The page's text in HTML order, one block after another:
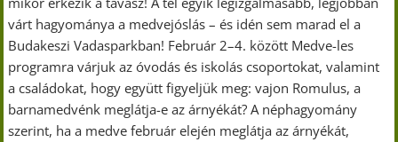
várt hagyománya a medvejóslás – és idén sem marad el a
Budakeszi Vadasparkban! Február 2–4. között Medve-les
programra várjuk az óvodás és iskolás csoportokat, valamint
a családokat, hogy együtt figyeljük meg: vajon Romulus, a
barnamedvénk meglátja-e az árnyékát? A néphagyomány
szerint, ha a medve február elején meglátja az árnyékát,